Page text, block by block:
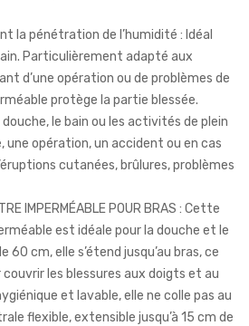
la pénétration de l’humidité : Idéal
Particulièrement adapté aux
d’une opération ou de problèmes de
protège la partie blessée.
le bain ou les activités de plein
une opération, un accident ou en cas
cutanées, brûlures, problèmes
IMPERMÉABLE POUR BRAS : Cette
est idéale pour la douche et le
60 cm, elle s’étend jusqu’au bras, ce
couvrir les blessures aux doigts et au
et lavable, elle ne colle pas au
flexible, extensible jusqu’à 15 cm de